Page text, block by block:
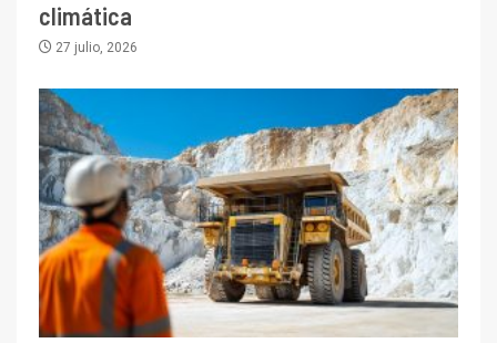
climática
27 julio, 2026